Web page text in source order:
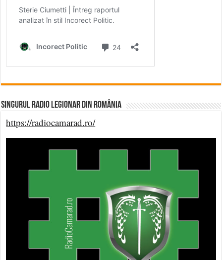
Singurul Radio Legionar din România
https://radiocamarad.ro/